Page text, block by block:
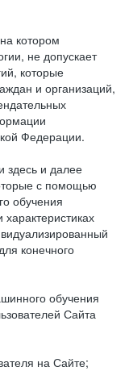
котором
не допускает
которые
и организаций,
Федерации.
здесь и далее
с помощью
обучения
конечного
обучения
Сайта
на Сайте;